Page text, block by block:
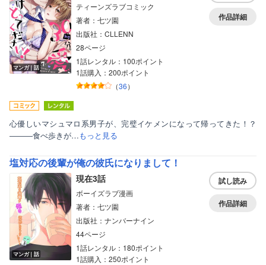
マンガ｜話
ティーンズラブコミック
著者：七ツ園
出版社：CLLENN
28ページ
1話レンタル：100ポイント
1話購入：200ポイント
（36）
作品詳細
心優しいマシュマロ系男子が、完璧イケメンになって帰ってきた！？
―――食べ歩きが…もっと見る
塩対応の後輩が俺の彼氏になりまして！
マンガ｜話
現在3話
ボーイズラブ漫画
著者：七ツ園
出版社：ナンバーナイン
44ページ
1話レンタル：180ポイント
1話購入：250ポイント
試し読み
作品詳細